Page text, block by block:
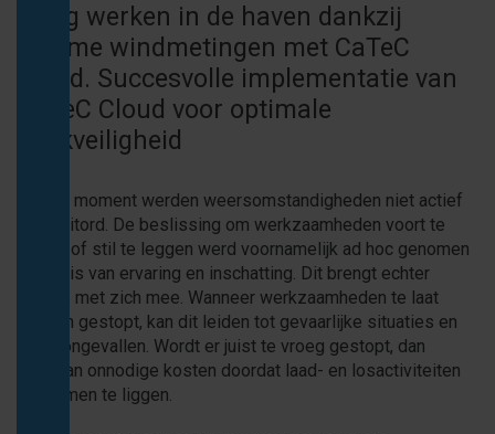
Veilig werken in de haven dankzij
slimme windmetingen met CaTeC
Cloud. Succesvolle implementatie van
CaTeC Cloud voor optimale
werkveiligheid
Tot dat moment werden weersomstandigheden niet actief
gemonitord. De beslissing om werkzaamheden voort te
zetten of stil te leggen werd voornamelijk ad hoc genomen
op basis van ervaring en inschatting. Dit brengt echter
risico's met zich mee. Wanneer werkzaamheden te laat
worden gestopt, kan dit leiden tot gevaarlijke situaties en
zelfs ongevallen. Wordt er juist te vroeg gestopt, dan
ontstaan onnodige kosten doordat laad- en losactiviteiten
stil komen te liggen.